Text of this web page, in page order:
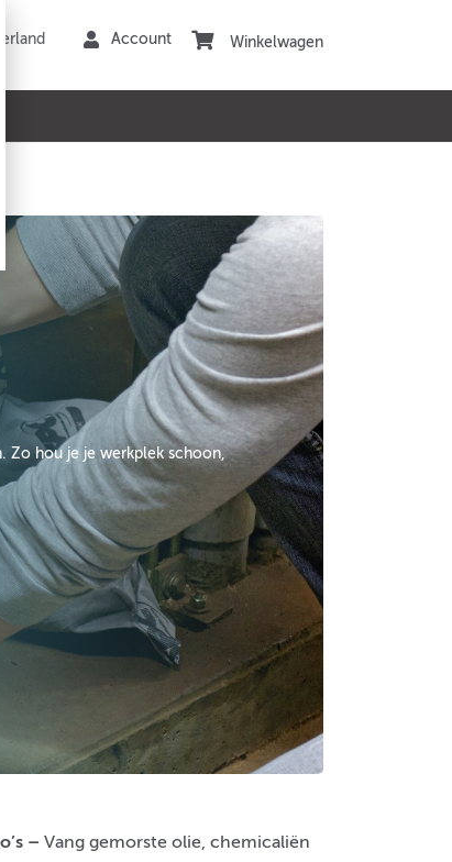
Winkelwagen
Zo hou je je werkplek schoon,
– Vang gemorste olie, chemicaliën